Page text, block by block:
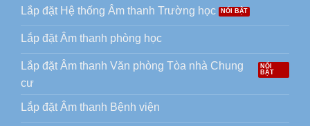
Lắp đặt Hệ thống Âm thanh Trường học
Lắp đặt Âm thanh phòng học
Lắp đặt Âm thanh Văn phòng Tòa nhà Chung
cư
Lắp đặt Âm thanh Bệnh viện